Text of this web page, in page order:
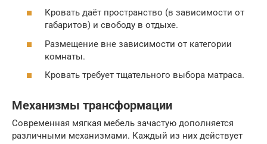
Кровать даёт пространство (в зависимости от
габаритов) и свободу в отдыхе.
Размещение вне зависимости от категории
комнаты.
Кровать требует тщательного выбора матраса.
Механизмы трансформации
Современная мягкая мебель зачастую дополняется
различными механизмами. Каждый из них действует